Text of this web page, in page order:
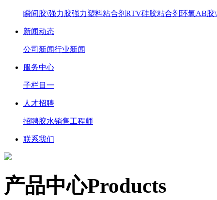
瞬间胶\强力胶强力塑料粘合剂 RTV硅胶粘合剂 环氧AB胶
新闻动态
公司新闻行业新闻
服务中心
子栏目一
人才招聘
招聘胶水销售工程师
联系我们
产品中心Products